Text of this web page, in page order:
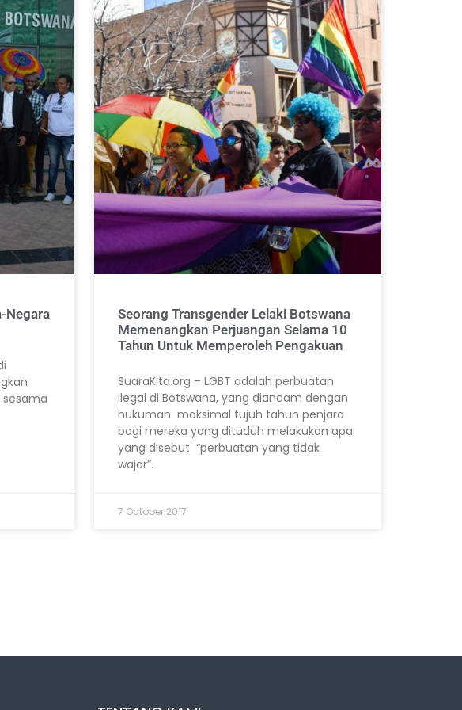
Negara
Seorang Transgender Lelaki Botswana
Memenangkan Perjuangan Selama 10
Tahun Untuk Memperoleh Pengakuan
SuaraKita.org – LGBT adalah perbuatan
ilegal di Botswana, yang diancam dengan
hukuman maksimal tujuh tahun penjara
bagi mereka yang dituduh melakukan apa
yang disebut “perbuatan yang tidak
wajar”.
7 October 2017